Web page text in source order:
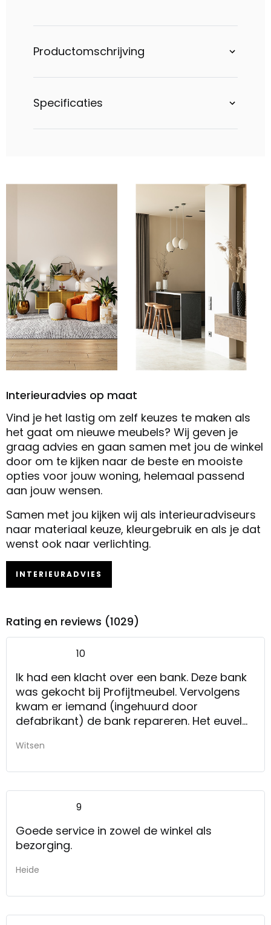
Productomschrijving
Specificaties
Interieuradvies op maat
Vind je het lastig om zelf keuzes te maken als
het gaat om nieuwe meubels? Wij geven je
graag advies en gaan samen met jou de winkel
door om te kijken naar de beste en mooiste
opties voor jouw woning, helemaal passend
aan jouw wensen.
Samen met jou kijken wij als interieuradviseurs
naar materiaal keuze, kleurgebruik en als je dat
wenst ook naar verlichting.
INTERIEURADVIES
Rating en reviews (1029)
10
Ik had een klacht over een bank. Deze bank
was gekocht bij Profijtmeubel. Vervolgens
kwam er iemand (ingehuurd door
defabrikant) de bank repareren. Het euvel
gereclameerd. Nu kwam een vakman van
probleem opgelost. Wij zijn er heel blij mee.
Voor mij reden om blijvend met hun in zee
Witsen
9
Goede service in zowel de winkel als
bezorging.
Heide